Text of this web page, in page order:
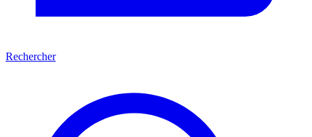
Rechercher